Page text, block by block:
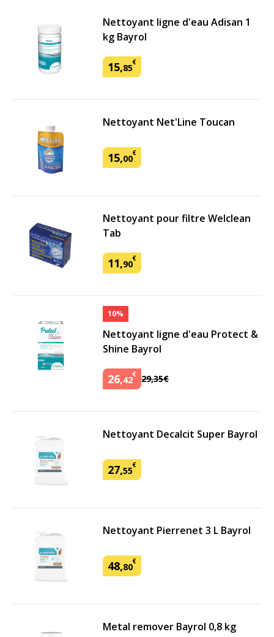
Nettoyant ligne d'eau Adisan 1
kg Bayrol
15,85€
Nettoyant Net'Line Toucan
15,00€
Nettoyant pour filtre Welclean
Tab
11,90€
10%
Nettoyant ligne d'eau Protect &
Shine Bayrol
26,42€ 29,35€
Nettoyant Decalcit Super Bayrol
27,55€
Nettoyant Pierrenet 3 L Bayrol
48,80€
Metal remover Bayrol 0,8 kg